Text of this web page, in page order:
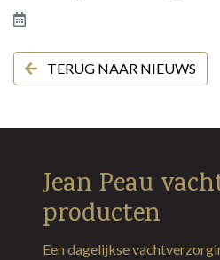
TERUG NAAR NIEUWS
Jean Peau
producten
Een dagelijkse